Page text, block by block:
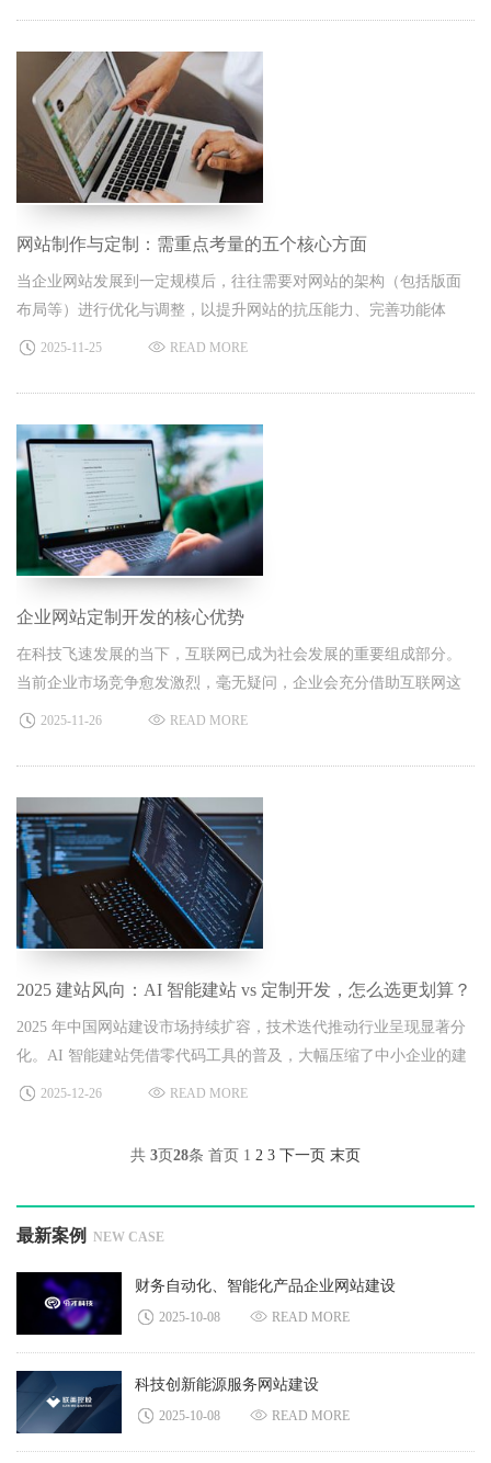
网站制作与定制：需重点考量的五个核心方面
当企业网站发展到一定规模后，往往需要对网站的架构（包括版面
布局等）进行优化与调整，以提升网站的抗压能力、完善功能体
系。
2025-11-25 READ MORE
企业网站定制开发的核心优势
在科技飞速发展的当下，互联网已成为社会发展的重要组成部分。
当前企业市场竞争愈发激烈，毫无疑问，企业会充分借助互联网这
一有力工具，而网站定制便是企业利用互联网的重要方式之一。
2025-11-26 READ MORE
2025 建站风向：AI 智能建站 vs 定制开发，怎么选更划算？
2025 年中国网站建设市场持续扩容，技术迭代推动行业呈现显著分
化。AI 智能建站凭借零代码工具的普及，大幅压缩了中小企业的建
站周期；定制开发则在金融、医疗等对专业性要求较高的领域保持
2025-12-26 READ MORE
共 3页 28条 首页 1 2 3 下一页 末页
最新案例 NEW CASE
财务自动化、智能化产品企业网站建设
2025-10-08 READ MORE
科技创新能源服务网站建设
2025-10-08 READ MORE